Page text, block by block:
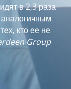
в 2,3 раза
кто ее не
Group